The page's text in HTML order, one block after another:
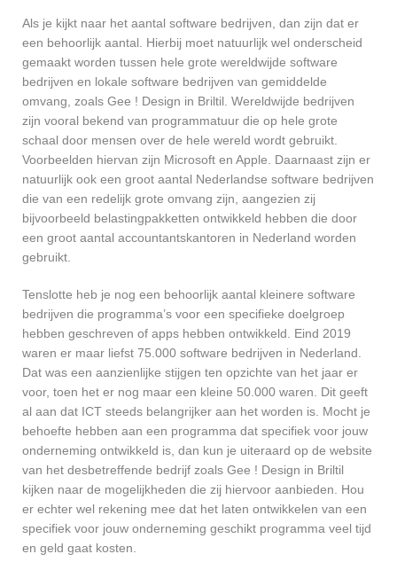
Als je kijkt naar het aantal software bedrijven, dan zijn dat er
een behoorlijk aantal. Hierbij moet natuurlijk wel onderscheid
gemaakt worden tussen hele grote wereldwijde software
bedrijven en lokale software bedrijven van gemiddelde
omvang, zoals Gee ! Design in Briltil. Wereldwijde bedrijven
zijn vooral bekend van programmatuur die op hele grote
schaal door mensen over de hele wereld wordt gebruikt.
Voorbeelden hiervan zijn Microsoft en Apple. Daarnaast zijn er
natuurlijk ook een groot aantal Nederlandse software bedrijven
die van een redelijk grote omvang zijn, aangezien zij
bijvoorbeeld belastingpakketten ontwikkeld hebben die door
een groot aantal accountantskantoren in Nederland worden
gebruikt.
Tenslotte heb je nog een behoorlijk aantal kleinere software
bedrijven die programma’s voor een specifieke doelgroep
hebben geschreven of apps hebben ontwikkeld. Eind 2019
waren er maar liefst 75.000 software bedrijven in Nederland.
Dat was een aanzienlijke stijgen ten opzichte van het jaar er
voor, toen het er nog maar een kleine 50.000 waren. Dit geeft
al aan dat ICT steeds belangrijker aan het worden is. Mocht je
behoefte hebben aan een programma dat specifiek voor jouw
onderneming ontwikkeld is, dan kun je uiteraard op de website
van het desbetreffende bedrijf zoals Gee ! Design in Briltil
kijken naar de mogelijkheden die zij hiervoor aanbieden. Hou
er echter wel rekening mee dat het laten ontwikkelen van een
specifiek voor jouw onderneming geschikt programma veel tijd
en geld gaat kosten.